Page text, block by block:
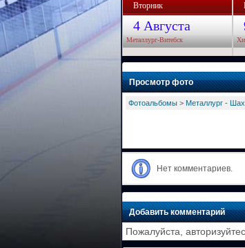
Вторник
4 Августа
Металлург-Витебск
Просмотр фото
Фотоальбомы> Металлург -
Нет комментариев.
Добавить комментарий
Пожалуйста,